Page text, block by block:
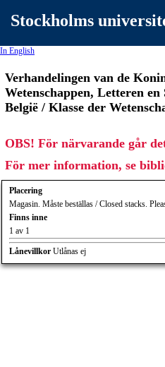
Stockholms
In English
Verhandelingen van de
Wetenschappen, Letteren
België / Klasse der
OBS! För närvarande går
För mer information, se
Placering
Magasin. Måste beställas / Closed stacks.
Finns inne
1 av 1
Lånevillkor Utlånas ej